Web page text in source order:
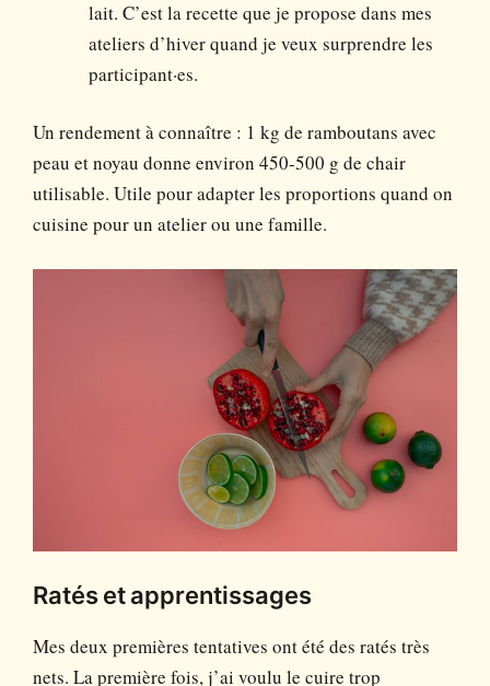
lait. C’est la recette que je propose dans mes
ateliers d’hiver quand je veux surprendre les
participant·es.
Un rendement à connaître : 1 kg de ramboutans avec
peau et noyau donne environ 450-500 g de chair
utilisable. Utile pour adapter les proportions quand on
cuisine pour un atelier ou une famille.
Ratés et apprentissages
Mes deux premières tentatives ont été des ratés très
nets. La première fois, j’ai voulu le cuire trop